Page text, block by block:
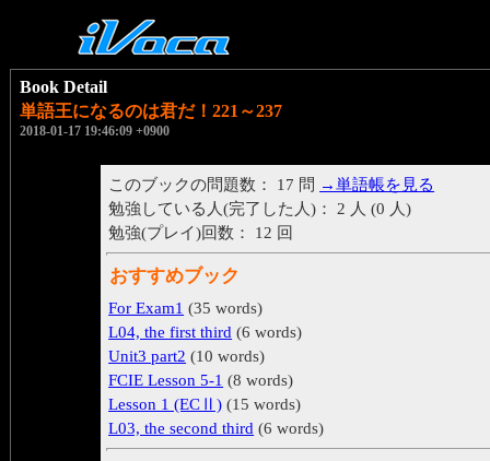
Book Detail
単語王になるのは君だ！221～237
2018-01-17 19:46:09 +0900
このブックの問題数： 17 問 →単語帳を見る
勉強している人(完了した人)： 2 人 (0 人)
勉強(プレイ)回数： 12 回
おすすめブック
For Exam1 (35 words)
L04, the first third (6 words)
Unit3 part2 (10 words)
FCIE Lesson 5-1 (8 words)
Lesson 1 (ECⅡ) (15 words)
L03, the second third (6 words)